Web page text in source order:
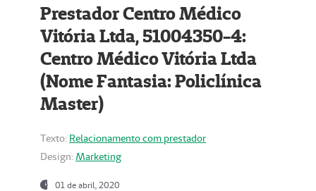
Prestador Centro Médico
Vitória Ltda, 51004350-4:
Centro Médico Vitória Ltda
(Nome Fantasia: Policlínica
Master)
Texto: Relacionamento com prestador
Design: Marketing
01 de abril, 2020